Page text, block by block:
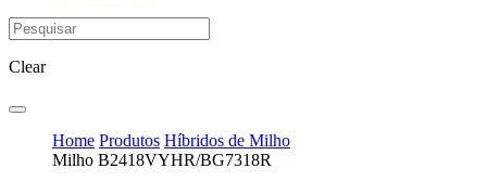
Clear
Home Produtos Híbridos de Milho
Milho B2418VYHR/BG7318R